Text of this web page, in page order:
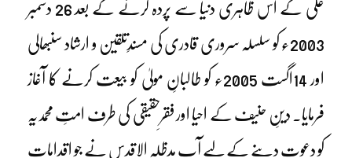
علیؒ کے اس ظاہری دنیا سے پردہ کرنے کے بعد 26 دسمبر
2003ء کو سلسلہ سروری قادری کی مسندِتلقین و ارشاد سنبھالی
اور 14اگست 2005ء کو طالبانِ مولیٰ کو بیعت کرنے کا آغاز
فرمایا۔ دینِ حنیف کے احیا اور فقرِحقیقی کی طرف امتِ محمدیہ
کو دعوت دینے کے لیے آپ مدظلہ الاقدس نے جو اقدامات